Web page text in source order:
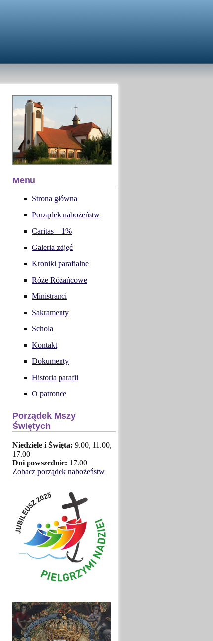
Menu
Strona główna
Porządek nabożeństw
Caritas – 1%
Galeria zdjęć
Kroniki parafialne
Róże Różańcowe
Ministranci
Sakramenty
Schola
Kontakt
Dokumenty
Historia parafii
O patronce
Porządek Mszy
Świętych
Niedziele i Święta: 9.00, 11.00,
17.00
Dni powszednie: 17.00
Zobacz porządek nabożeństw